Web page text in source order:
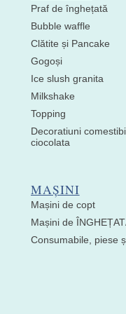
Praf de înghețată
Bubble waffle
Clătite și Pancake
Gogoși
Ice slush granita
Milkshake
Topping
Decoratiuni
ciocolata
MAȘINI
Mașini de copt
Mașini de
Consumabile, piese